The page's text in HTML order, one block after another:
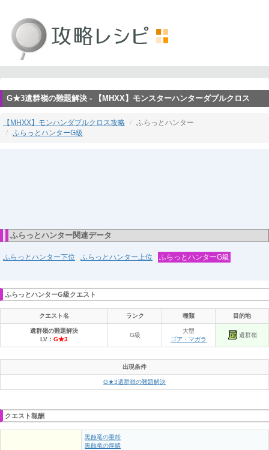
G★3遺群嶺の難題解決 - 【MHXX】モンスターハンターダブルクロス
【MHXX】モンハンダブルクロス攻略
ふらっとハンター
ふらっとハンターG級
ふらっとハンター関連データ
ふらっとハンター下位 ふらっとハンター上位 ふらっとハンターG級
ふらっとハンターG級クエスト
クエスト名 ランク 種類 目的地
遺群嶺の難題解決
LV： G★3
G級
大型
ゴア・マガラ
遺群嶺
出現条件
G★3遺群嶺の難題解決
クエスト報酬
黒蝕竜の重殻
黒蝕竜の厚鱗